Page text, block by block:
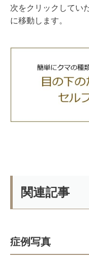
次をクリックしてい
に移動します。
関連記事
症例写真